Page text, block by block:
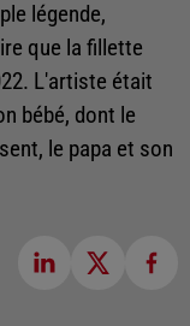
légende,
que la fillette
L'artiste était
bébé, dont le
le papa et son